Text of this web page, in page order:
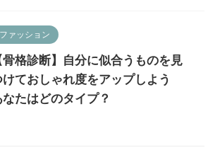
ファッション
骨格診断】自分に似合うものを見
けておしゃれ度をアップしよう
なたはどのタイプ？